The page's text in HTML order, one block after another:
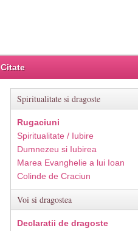
Citate
Spiritualitate si dragoste
Rugaciuni
Spiritualitate / Iubire
Dumnezeu si Iubirea
Marea Evanghelie a lui Ioan
Colinde de Craciun
Voi si dragostea
Declaratii de dragoste